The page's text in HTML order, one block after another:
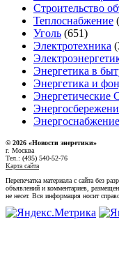
Строительство
Теплоснабжение
Уголь (651)
Электротехника
Энергетика в
Энергетика и
Энергоснабжение
© 2026 «Новости энеретики»
г. Москва
Тел.: (495) 540-52-76
Карта сайта
Перепечатка материала с сайта без
объявлений и комментариев,
не несет. Вся информация носит